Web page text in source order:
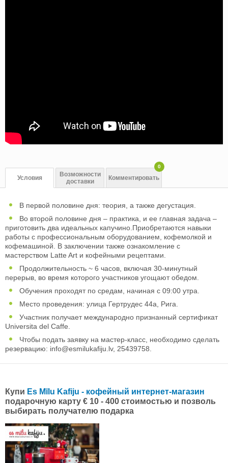
Условия
Возможности
доставки
Комментировать
0
В первой половине дня: теория, а также дегустация.
Во второй половине дня – практика, и ее главная задача –
приготовить два идеальных капучино.Приобретаются навыки
работы с профессиональным оборудованием, кофемолкой и
кофемашиной. В заключении также ознакомление с
мастерством Latte Art и кофейными рецептами.
Продолжительность ~ 6 часов, включая 30-минутный
перерыв, во время которого участников угощают обедом.
Обучения проходят по средам, начиная с 09:00 утра.
Место проведения: улица Гертрудес 44а, Рига.
Участник получает международно признанный сертификат
Universita del Caffe.
Чтобы подать заявку на мастер-класс, необходимо сделать
резервацию: info@esmilukafiju.lv, 25439758.
Купи Es Mīlu Kafiju - кофейный интернет-магазин
подарочную карту € 10 - 400 стоимостью и позволь
выбирать получателю подарка